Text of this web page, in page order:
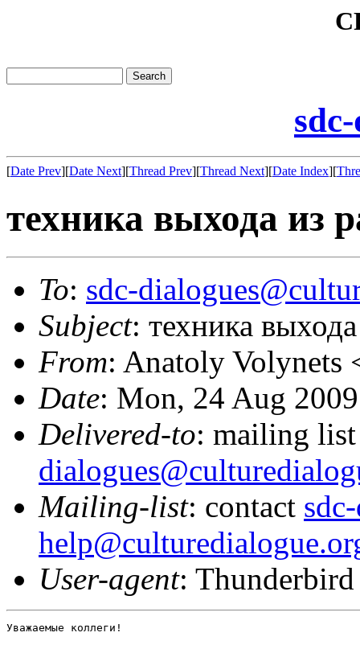
[Date Prev][Date Next][Thread Prev][Thread Next][Date Index][
техника выхода из
To: sdc-
Subject: техника
From: Anatoly Volynets
Date: Mon, 24 Aug
Delivered-to: mailing
Mailing-list: contact
User-agent:
Уважаемые коллеги!